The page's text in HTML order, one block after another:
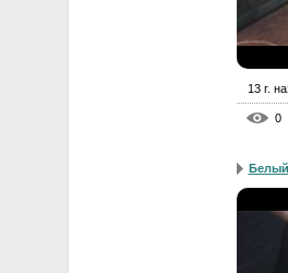
13 г.
0